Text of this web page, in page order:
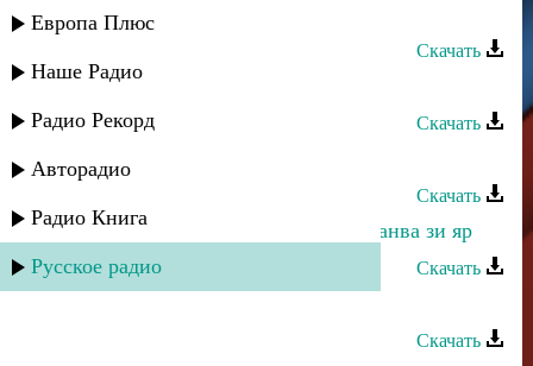
Европа Плюс
Наше Радио
Радио Рекорд
Авторадио
Радио Книга
Русское радио
Дурия Рагимова - Гуьлбагьар
Скачать
Дурия Рагимова - Гуьзел
Скачать
Скачать
Дурия Рагимова - Вун вуж патал ханва зи яр
Скачать
Скачать